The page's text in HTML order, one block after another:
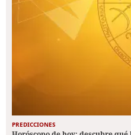
PREDICCIONES